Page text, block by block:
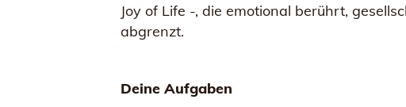
Joy of Life -, die emotional berührt,
abgrenzt.
Deine Aufgaben